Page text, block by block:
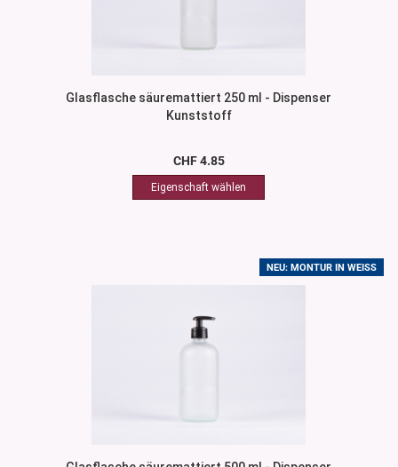
Glasflasche säuremattiert 250 ml - Dispenser
Kunststoff
CHF 4.85
NEU: MONTUR IN WEISS